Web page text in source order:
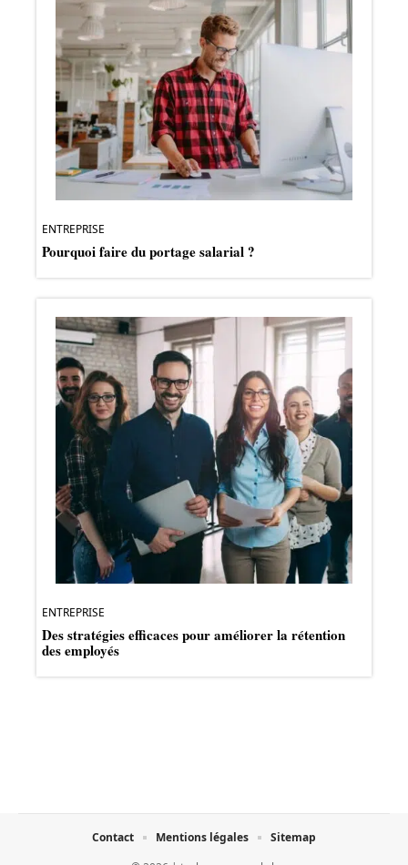
ENTREPRISE
Pourquoi faire du portage salarial ?
ENTREPRISE
Des stratégies efficaces pour améliorer la rétention
des employés
Contact Mentions légales Sitemap